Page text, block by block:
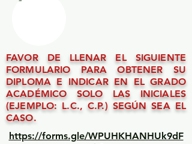
FAVOR DE LLENAR EL SIGUIENTE
FORMULARIO PARA OBTENER SU
DIPLOMA E INDICAR EN EL GRADO
ACADÉMICO SOLO LAS INICIALES
(EJEMPLO: L.C., C.P.) SEGÚN SEA EL
CASO.
https://forms.gle/WPUHKHANHUk9dF